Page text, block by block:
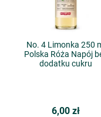
No. 4 Limonka 250
Polska Róża Napój
dodatku cukru
6,00 zł